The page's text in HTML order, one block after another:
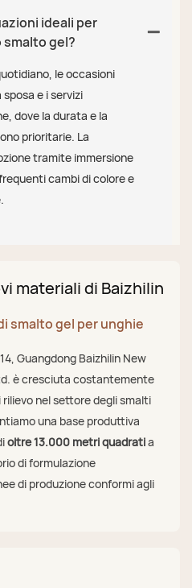
ideali per
gel?
le occasioni
e i servizi
dove la durata e la
prioritarie. La
tramite immersione
cambi di colore e
materiali di Baizhilin
smalto gel per unghie
Guangdong Baizhilin New
è cresciuta costantemente
nel settore degli smalti
una base produttiva
oltre 13.000 metri quadratia
di formulazione
di produzione conformi agli